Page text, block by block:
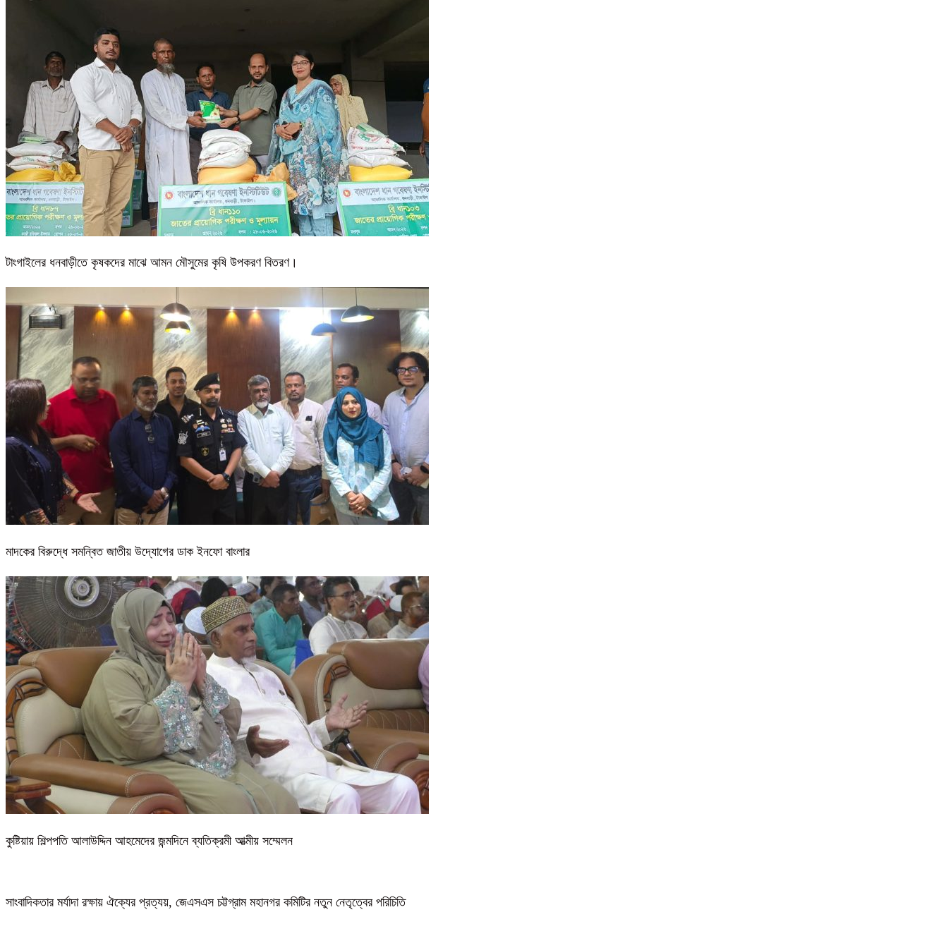
টাংগাইলের ধনবাড়ীতে কৃষকদের মাঝে আমন মৌসুমের কৃষি উপকরণ বিতরণ।
মাদকের বিরুদ্ধে সমন্বিত জাতীয় উদ্যোগের ডাক ইনফো বাংলার
কুষ্টিয়ায় শিল্পপতি আলাউদ্দিন আহমেদের জন্মদিনে ব্যতিক্রমী আত্মীয় সম্মেলন
সাংবাদিকতার মর্যাদা রক্ষায় ঐক্যের প্রত্যয়, জেএসএস চট্টগ্রাম মহানগর কমিটির নতুন নেতৃত্বের পরিচিতি